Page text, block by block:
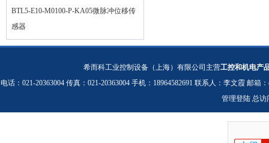
BTL5-E10-M0100-P-KA05微脉冲位移传
感器
希而科工业控制设备（上海）有限公司主营工控和机电产
电话：021-20363004 传真：021-20363004 手机：18964582691 联系人：李文霞 邮箱：
管理登陆 总访